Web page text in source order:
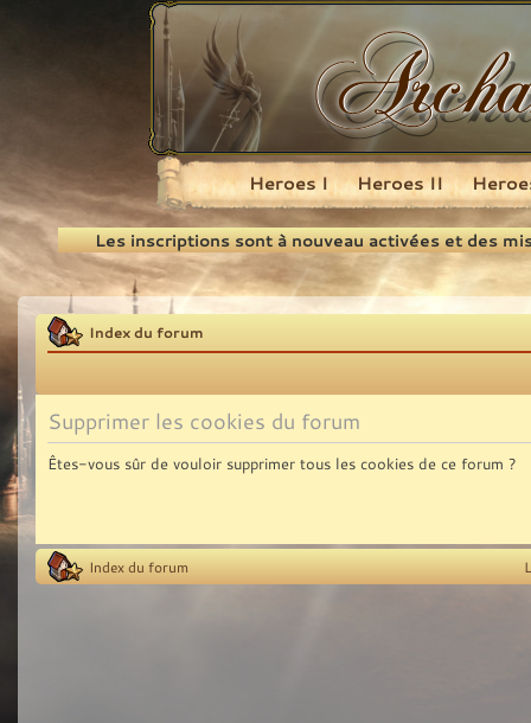
Recherche
Heroes I Heroes II
Les inscriptions sont à nouveau activées et des
Index du forum
Supprimer les cookies du forum
Êtes-vous sûr de vouloir supprimer tous les cookies de ce forum ?
Index du forum